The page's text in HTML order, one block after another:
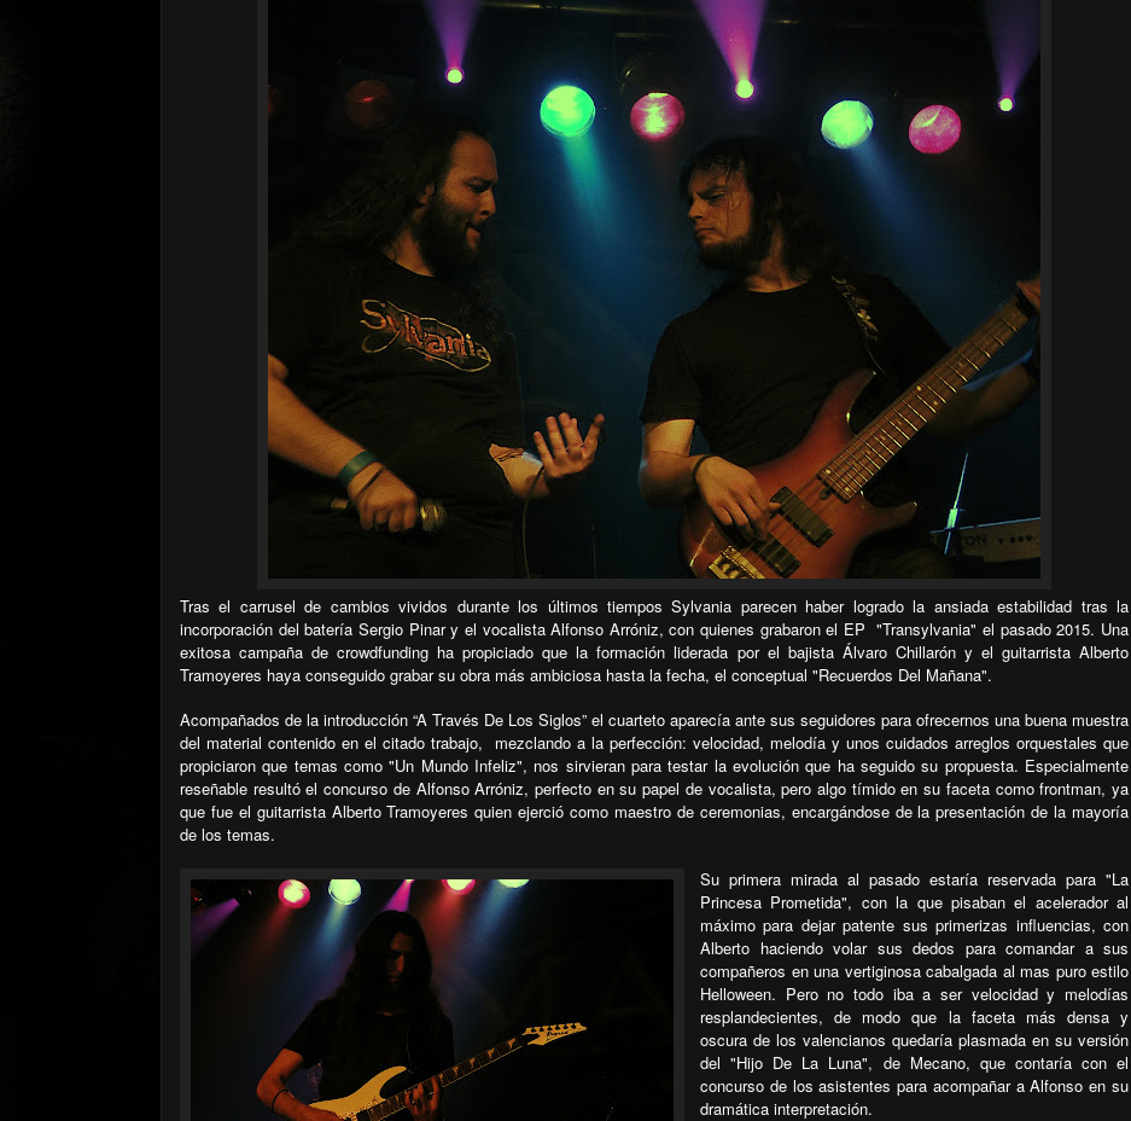
Tras el carrusel de cambios vividos durante los últimos tiempos Sylvania parecen haber logrado la ansiada estabilidad tras la
incorporación del batería Sergio Pinar y el vocalista Alfonso Arróniz, con quienes grabaron el EP "Transylvania" el pasado 2015. Una
exitosa campaña de crowdfunding ha propiciado que la formación liderada por el bajista Álvaro Chillarón y el guitarrista Alberto
Tramoyeres haya conseguido grabar su obra más ambiciosa hasta la fecha, el conceptual "Recuerdos Del Mañana".
Acompañados de la introducción “A Través De Los Siglos” el cuarteto aparecía ante sus seguidores para ofrecernos una buena muestra
del material contenido en el citado trabajo,
mezclando a la perfección: velocidad, melodía y unos cuidados arreglos orquestales que
propiciaron que temas como "Un Mundo Infeliz", nos sirvieran para testar la evolución que ha seguido su propuesta. Especialmente
reseñable resultó el concurso de Alfonso Arróniz, perfecto en su papel de vocalista, pero algo tímido en su faceta como frontman, ya
que fue el guitarrista Alberto Tramoyeres quien ejerció como maestro de ceremonias, encargándose de la presentación de la mayoría
de los temas.
Su primera mirada al pasado estaría reservada para "La
Princesa Prometida", con la que pisaban el acelerador al
máximo para dejar patente sus primerizas influencias, con
Alberto haciendo volar sus dedos para comandar a sus
compañeros en una vertiginosa cabalgada al mas puro estilo
Helloween. Pero no todo iba a ser velocidad y melodías
resplandecientes, de modo que la faceta más densa y
oscura de los valencianos quedaría plasmada en su versión
del "Hijo De La Luna", de Mecano, que contaría con el
concurso de los asistentes para acompañar a Alfonso en su
dramática interpretación.